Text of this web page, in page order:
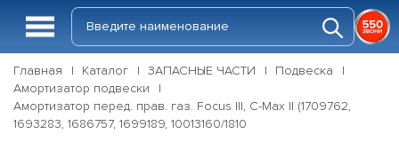
Главная Каталог ЗАПАСНЫЕ ЧАСТИ
Подвеска
Амортизатор подвески
Амортизатор перед. прав. газ. Focus III, C-Max II (1709762,
1693283, 1686757, 1699189, 10013160/1810